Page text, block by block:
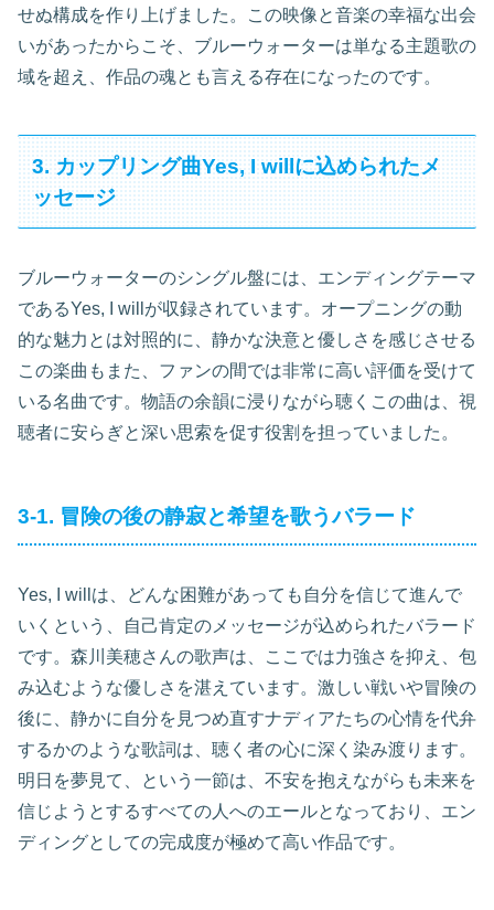
せぬ構成を作り上げました。この映像と音楽の幸福な出会
いがあったからこそ、ブルーウォーターは単なる主題歌の
域を超え、作品の魂とも言える存在になったのです。
3. カップリング曲Yes, I willに込められたメ
ッセージ
ブルーウォーターのシングル盤には、エンディングテーマ
であるYes, I willが収録されています。オープニングの動
的な魅力とは対照的に、静かな決意と優しさを感じさせる
この楽曲もまた、ファンの間では非常に高い評価を受けて
いる名曲です。物語の余韻に浸りながら聴くこの曲は、視
聴者に安らぎと深い思索を促す役割を担っていました。
3-1. 冒険の後の静寂と希望を歌うバラード
Yes, I willは、どんな困難があっても自分を信じて進んで
いくという、自己肯定のメッセージが込められたバラード
です。森川美穂さんの歌声は、ここでは力強さを抑え、包
み込むような優しさを湛えています。激しい戦いや冒険の
後に、静かに自分を見つめ直すナディアたちの心情を代弁
するかのような歌詞は、聴く者の心に深く染み渡ります。
明日を夢見て、という一節は、不安を抱えながらも未来を
信じようとするすべての人へのエールとなっており、エン
ディングとしての完成度が極めて高い作品です。